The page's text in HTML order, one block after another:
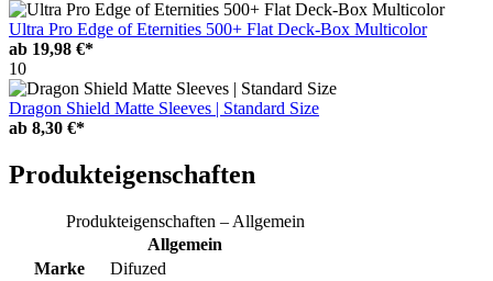
Ultra Pro Edge of Eternities 500+ Flat Deck-Box Multicolor
ab 19,98 €*
10
Dragon Shield Matte Sleeves | Standard Size
ab 8,30 €*
Produkteigenschaften
Produkteigenschaften – Allgemein
Allgemein
Marke
Difuzed